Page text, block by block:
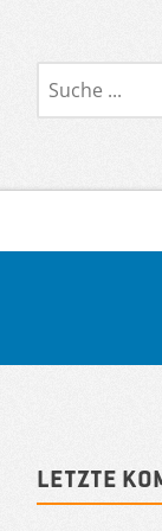
Suche
Letzte